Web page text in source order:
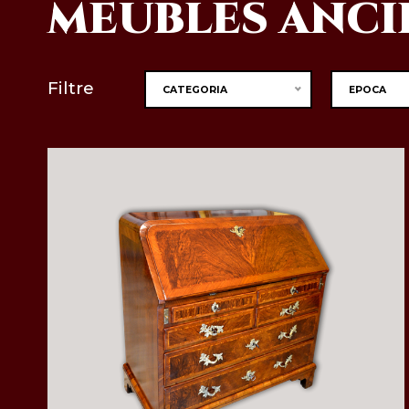
MEUBLES
Filtre CATEGORIA EPOCA